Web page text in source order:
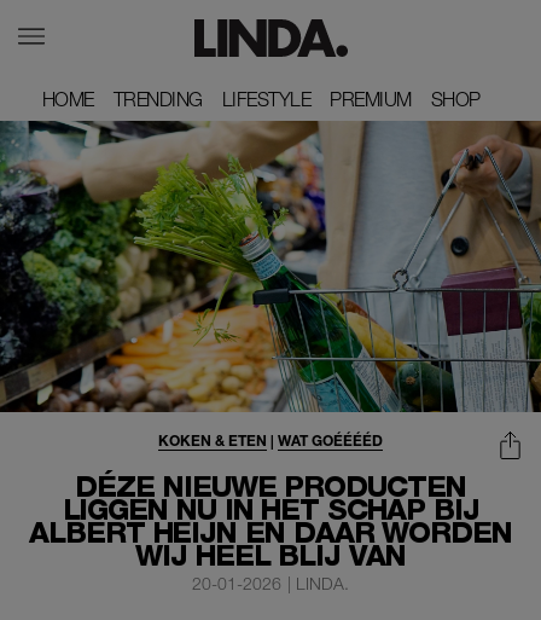
HOME
HOME TRENDING
TRENDING LIFESTYLE
LIFESTYLE PREMIUM
PREMIUM SHOP
SHOP
DÉZE NIEUWE PRODUCTEN
LIGGEN NU IN HET SCHAP BIJ
ALBERT HEIJN EN DAAR WORDEN
WIJ HEEL BLIJ VAN
KOKEN & ETEN | WAT GOÉÉÉÉD
20-01-2026 | LINDA.